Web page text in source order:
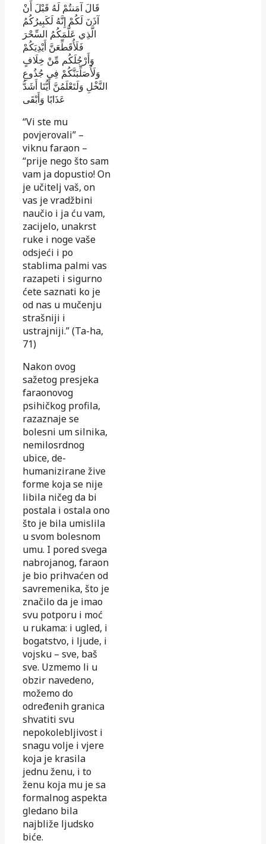
قَالَ آمَنتُمْ لَهُ قَبْلَ أَنْ
آذَنَ لَكُمْ إِنَّهُ لَكَبِيرُكُمُ
الَّذِي عَلَّمَكُمُ السِّحْرَ
فَلَأُقَطِّعَنَّ أَيْدِيَكُمْ
وَأَرْجُلَكُم مِّنْ خِلَافٍ
وَلَأُصَلِّبَنَّكُمْ فِي جُذُوعِ
النَّخْلِ وَلَتَعْلَمُنَّ أَيُّنَا أَشَدُّ
عَذَابًا وَأَبْقَى
“Vi ste mu
povjerovali” –
viknu faraon –
“prije nego što sam
vam ja dopustio! On
je učitelj vaš, on
vas je vradž­­bini
naučio i ja ću vam,
zacijelo, unakrst
ruke i noge vaše
odsjeći i po
stablima palmi vas
razapeti i si­gur­no
ćete saz­nati ko je
od nas u mučenju
strašniji i
ustrajniji.” (Ta-ha,
71)
Nakon ovog
sažetog presjeka
faraonovog
psihičkog pro­fi­la,
razaznaje se
bolesni um silnika,
nemilosrdnog
ubice, de­
humanizirane žive
forme koja se nije
libila ničeg da bi
po­s­tala i ostala ono
što je bila umislila
u svom bolesnom
umu. I pored svega
nabrojanog, faraon
je bio prihvaćen od
sa­vremenika, što je
značilo da je imao
svu potporu i moć
u ru­kama: i ugled, i
bogatstvo, i ljude, i
vojsku – sve, baš
sve. Uz­memo li u
obzir navedeno,
možemo do
određenih gra­ni­ca
shvatiti svu
nepokolebljivost i
snagu volje i vjere
koja je kra­sila
jednu ženu, i to
ženu koja mu je sa
formalnog as­pek­ta
gledano bila
najbliže ljudsko
biće.